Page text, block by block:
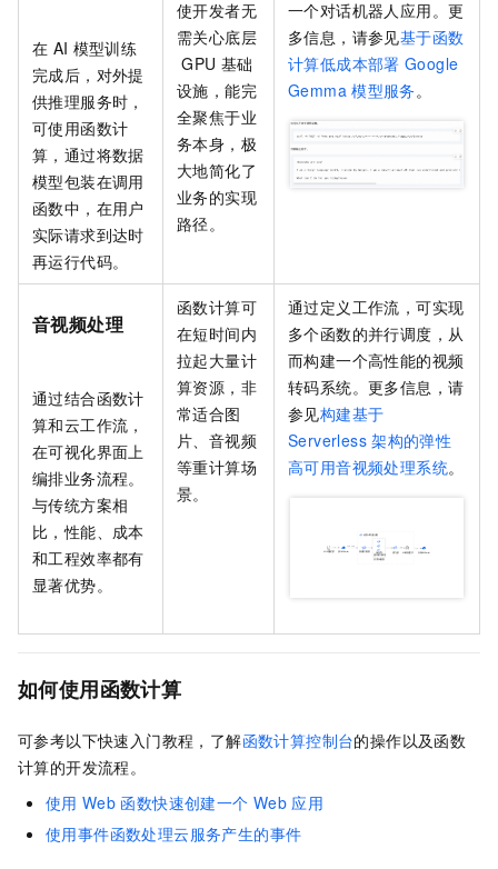
在 AI 模型训练
完成后，对外提
供推理服务时，
可使用函数计
算，通过将数据
模型包装在调用
函数中，在用户
实际请求到达时
再运行代码。
使开发者无
需关心底层
GPU 基础
设施，能完
全聚焦于业
务本身，极
大地简化了
业务的实现
路径。
一个对话机器人应用。更
多信息，请参见基于函数
计算低成本部署 Google
Gemma 模型服务。
音视频处理
通过结合函数计
算和云工作流 ，
在可视化界面上
编排业务流程。
与传统方案相
比，性能、成本
和工程效率都有
显著优势。
函数计算可
在短时间内
拉起大量计
算资源，非
常适合图
片、音视频
等重计算场
景。
通过定义工作流，可实现
多个函数的并行调度，从
而构建一个高性能的视频
转码系统。更多信息，请
参见构建基于
Serverless 架构的弹性
高可用音视频处理系统。
如何使用函数计算
可参考以下快速入门教程，了解函数计算控制台的操作以及函数
计算的开发流程。
使用 Web 函数快速创建一个 Web 应用
使用事件函数处理云服务产生的事件